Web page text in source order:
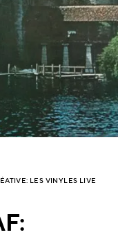
LES VINYLES LIVE